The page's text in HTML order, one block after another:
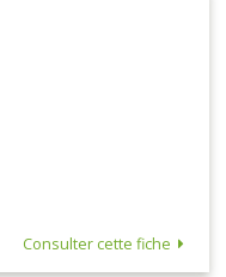
Consulter cette fiche